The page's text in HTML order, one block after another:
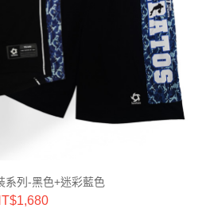
系列-黑色+迷彩藍色
1,680